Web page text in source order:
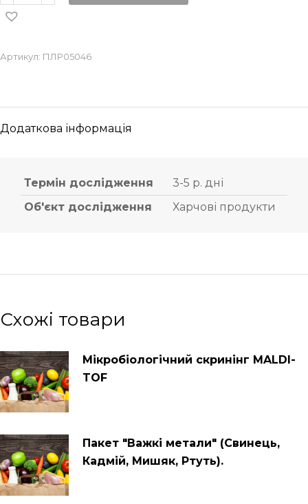
Артикул: ПЛР05046
Додаткова інформація
Термін дослідження
3-5 р. дні
Об'єкт дослідження
Харчові продукти
Схожі товари
Мікробіологічний скринінг MALDI-
TOF
Пакет "Важкі метали" (Свинець,
Кадмій, Мишяк, Ртуть).